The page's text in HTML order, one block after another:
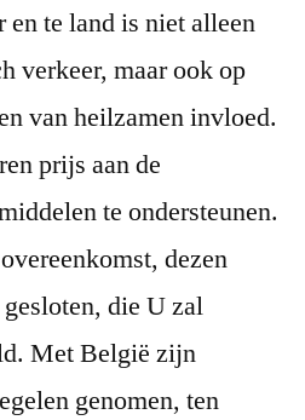
en te land is niet alleen
verkeer, maar ook op
van heilzamen invloed.
prijs aan de
te ondersteunen.
dezen
die U zal
Met België zijn
genomen, ten